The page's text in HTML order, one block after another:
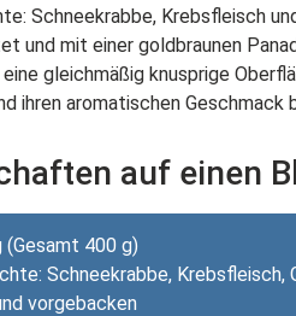
Schneekrabbe, Krebsfleisch
und mit einer goldbraunen
gleichmäßig knusprige
ihren aromatischen Geschmack
auf einen
400 g)
Schneekrabbe, Krebsfleisch,
vorgebacken